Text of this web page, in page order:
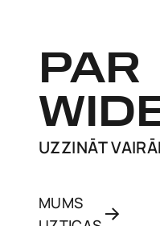
PAR
UZZINĀT
MUMS